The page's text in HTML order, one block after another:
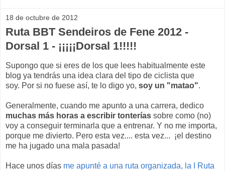
18 de octubre de 2012
Ruta BBT Sendeiros de Fene 2012 -
Dorsal 1 - ¡¡¡¡¡Dorsal 1!!!!!
Supongo que si eres de los que lees habitualmente este
blog ya tendrás una idea clara del tipo de ciclista que
soy. Por si no fuese así, te lo digo yo, soy un "matao".
Generalmente, cuando me apunto a una carrera, dedico
muchas más horas a escribir tonterías sobre como (no)
voy a conseguir terminarla que a entrenar. Y no me importa,
porque me divierto. Pero esta vez.... esta vez... ¡el destino
me ha jugado una mala pasada!
Hace unos días me apunté a una ruta organizada, la I Ruta